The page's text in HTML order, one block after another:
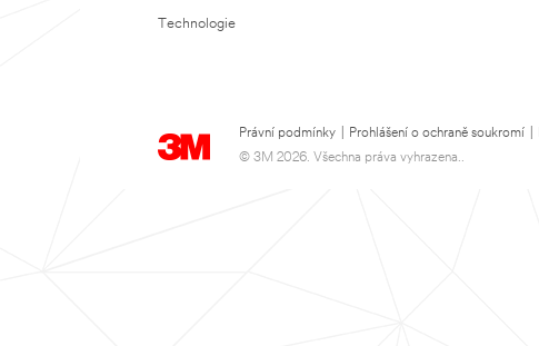
Technologie
Právní podmínky Prohlášení o ochraně soukromí
© 3M 2026. Všechna práva vyhrazena..